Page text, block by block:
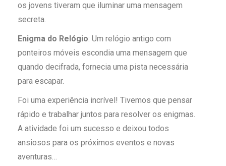
os jovens tiveram que iluminar uma mensagem
secreta.
Enigma do Relógio: Um relógio antigo com
ponteiros móveis escondia uma mensagem que
quando decifrada, fornecia uma pista necessária
para escapar.
Foi uma experiência incrível! Tivemos que pensar
rápido e trabalhar juntos para resolver os enigmas.
A atividade foi um sucesso e deixou todos
ansiosos para os próximos eventos e novas
aventuras…